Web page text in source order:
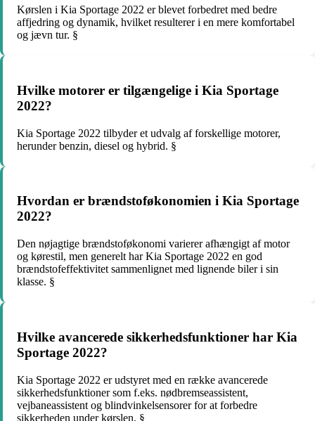
Kørslen i Kia Sportage 2022 er blevet forbedret med bedre
affjedring og dynamik, hvilket resulterer i en mere komfortabel
og jævn tur. §
Hvilke motorer er tilgængelige i Kia Sportage
2022?
Kia Sportage 2022 tilbyder et udvalg af forskellige motorer,
herunder benzin, diesel og hybrid. §
Hvordan er brændstoføkonomien i Kia Sportage
2022?
Den nøjagtige brændstoføkonomi varierer afhængigt af motor
og kørestil, men generelt har Kia Sportage 2022 en god
brændstofeffektivitet sammenlignet med lignende biler i sin
klasse. §
Hvilke avancerede sikkerhedsfunktioner har Kia
Sportage 2022?
Kia Sportage 2022 er udstyret med en række avancerede
sikkerhedsfunktioner som f.eks. nødbremseassistent,
vejbaneassistent og blindvinkelsensorer for at forbedre
sikkerheden under kørslen. §